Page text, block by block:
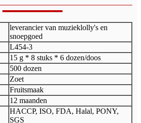
leverancier van muzieklolly's en
snoepgoed
L454-3
15 g * 8 stuks * 6 dozen/doos
500 dozen
Zoet
Fruitsmaak
12 maanden
HACCP, ISO, FDA, Halal, PONY,
SGS